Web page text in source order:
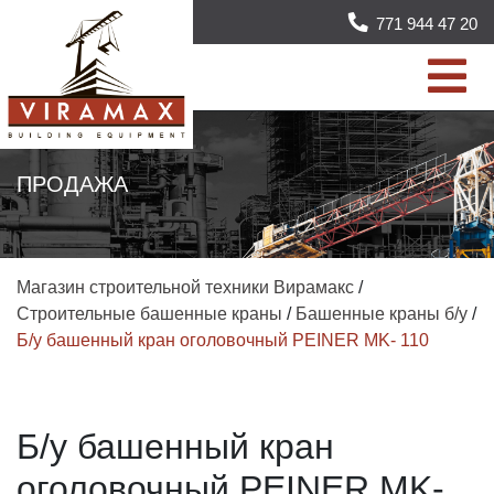
771 944 47 20
ПРОДАЖА
Магазин строительной техники Вирамакс /
Строительные башенные краны / Башенные краны б/у /
Б/у башенный кран оголовочный PEINER MK- 110
Б/у башенный кран